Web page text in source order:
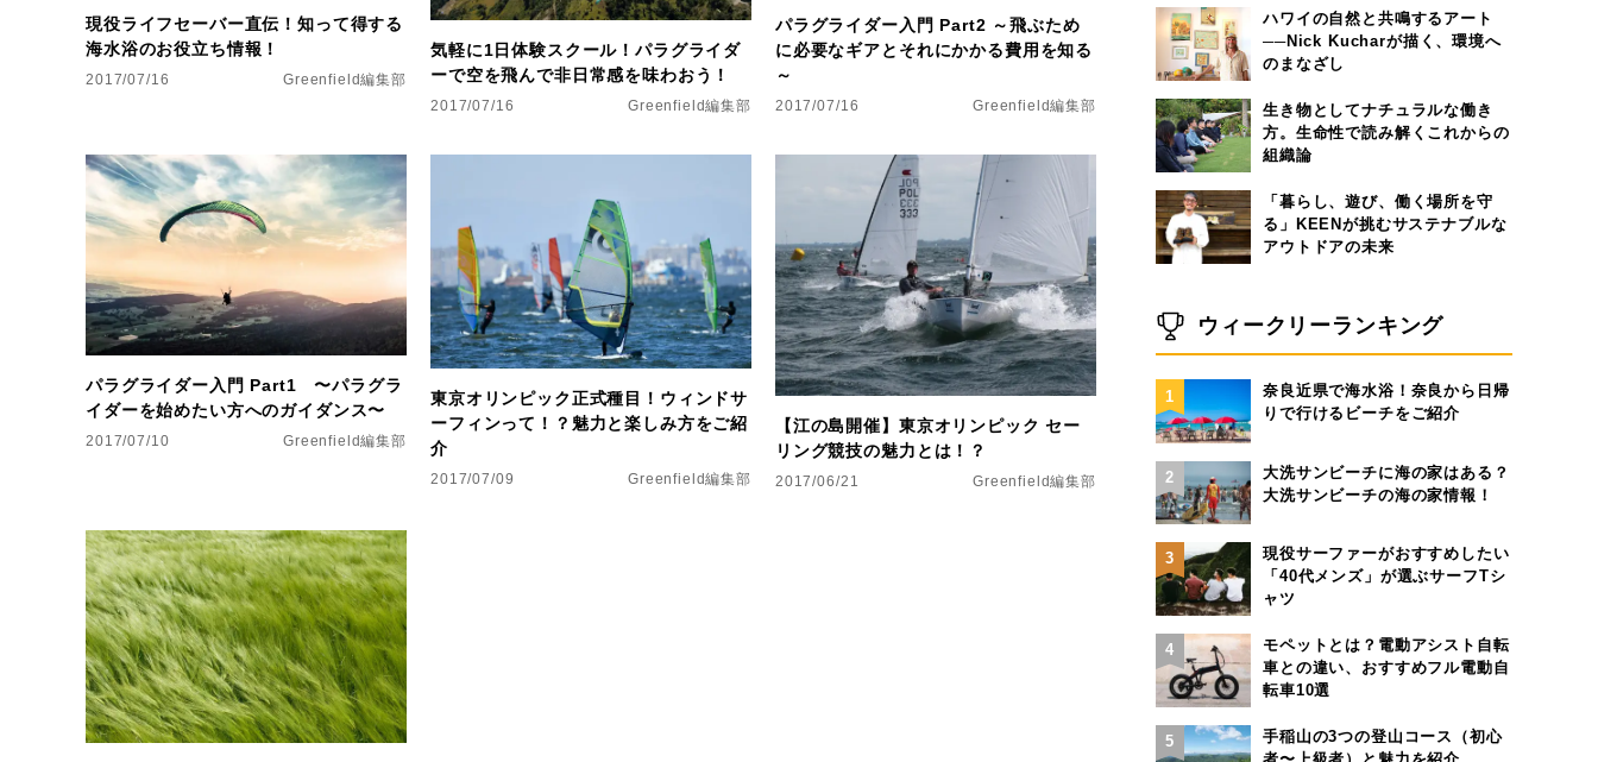
現役ライフセーバー直伝！知って得する
海水浴のお役立ち情報！
2017/07/16 Greenfield編集部
気軽に1日体験スクール！パラグライダ
ーで空を飛んで非日常感を味わおう！
2017/07/16 Greenfield編集部
パラグライダー入門 Part2 ～飛ぶため
に必要なギアとそれにかかる費用を知る
～
2017/07/16 Greenfield編集部
パラグライダー入門 Part1 〜パラグラ
イダーを始めたい方へのガイダンス〜
2017/07/10 Greenfield編集部
東京オリンピック正式種目！ウィンドサ
ーフィンって！？魅力と楽しみ方をご紹
介
2017/07/09 Greenfield編集部
【江の島開催】東京オリンピック セー
リング競技の魅力とは！？
2017/06/21 Greenfield編集部
ハワイの自然と共鳴するアート
──Nick Kucharが描く、環境へ
のまなざし
生き物としてナチュラルな働き
方。生命性で読み解くこれからの
組織論
「暮らし、遊び、働く場所を守
る」KEENが挑むサステナブルな
アウトドアの未来
ウィークリーランキング
1
奈良近県で海水浴！奈良から日帰
りで行けるビーチをご紹介
2
大洗サンビーチに海の家はある？
大洗サンビーチの海の家情報！
3
現役サーファーがおすすめしたい
「40代メンズ」が選ぶサーフTシ
ャツ
4
モペットとは？電動アシスト自転
車との違い、おすすめフル電動自
転車10選
5
手稲山の3つの登山コース（初心